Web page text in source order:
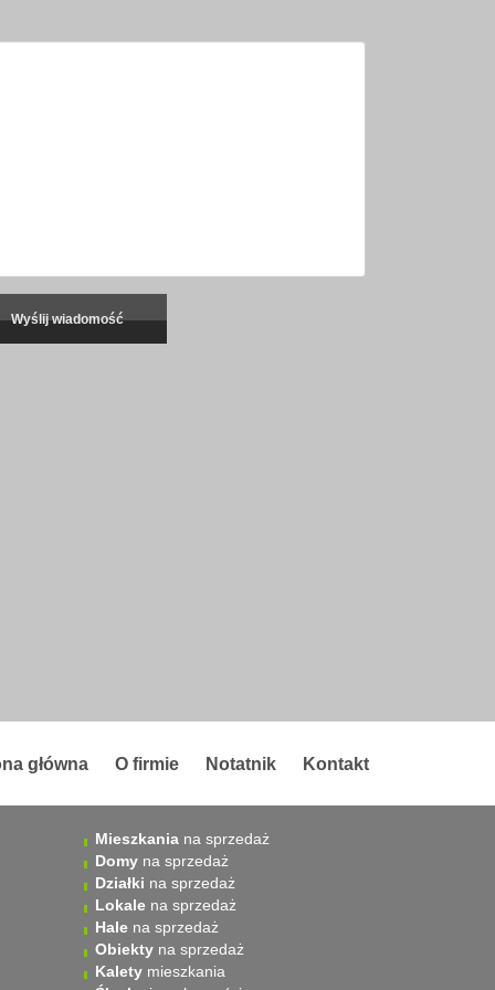
główna O firmie Notatnik Kontakt
Mieszkania na sprzedaż
Domy na sprzedaż
Działki na sprzedaż
Lokale na sprzedaż
Hale na sprzedaż
Obiekty na sprzedaż
Kalety mieszkania